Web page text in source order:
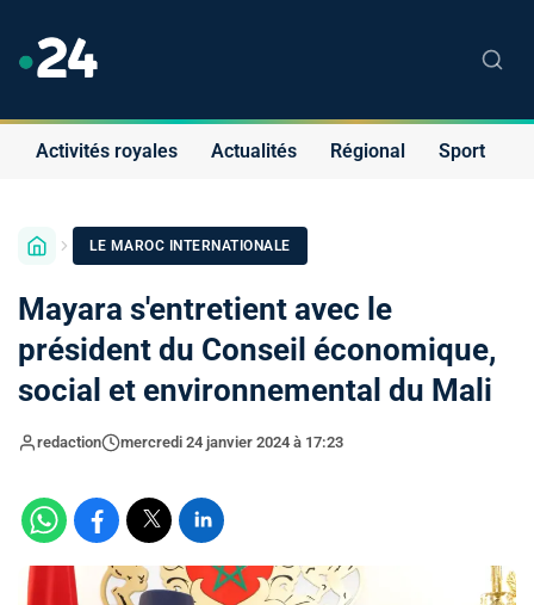
Activités royales Actualités Régional Sport
LE MAROC INTERNATIONALE
Mayara s'entretient avec le
président du Conseil économique,
social et environnemental du Mali
redaction mercredi 24 janvier 2024 à 17:23